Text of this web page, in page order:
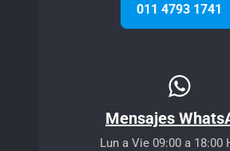
011 4793 1741
Mensajes
Lun a Vie 09:00 a 18:00